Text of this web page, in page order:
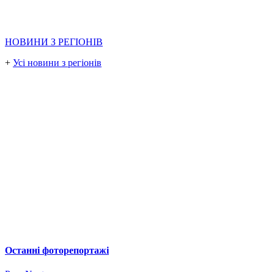
НОВИНИ З РЕГІОНІВ
+ Усі новини з регіонів
Останні фоторепортажі